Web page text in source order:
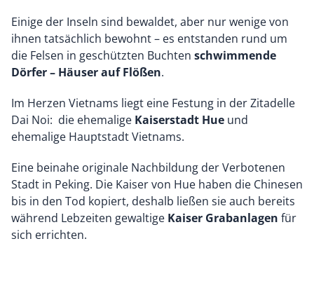
Einige der Inseln sind bewaldet, aber nur wenige von
ihnen tatsächlich bewohnt – es entstanden rund um
die Felsen in geschützten Buchten schwimmende
Dörfer – Häuser auf Flößen.
Im Herzen Vietnams liegt eine Festung in der Zitadelle
Dai Noi: die ehemalige Kaiserstadt Hue und
ehemalige Hauptstadt Vietnams.
Eine beinahe originale Nachbildung der Verbotenen
Stadt in Peking. Die Kaiser von Hue haben die Chinesen
bis in den Tod kopiert, deshalb ließen sie auch bereits
während Lebzeiten gewaltige Kaiser Grabanlagen für
sich errichten.